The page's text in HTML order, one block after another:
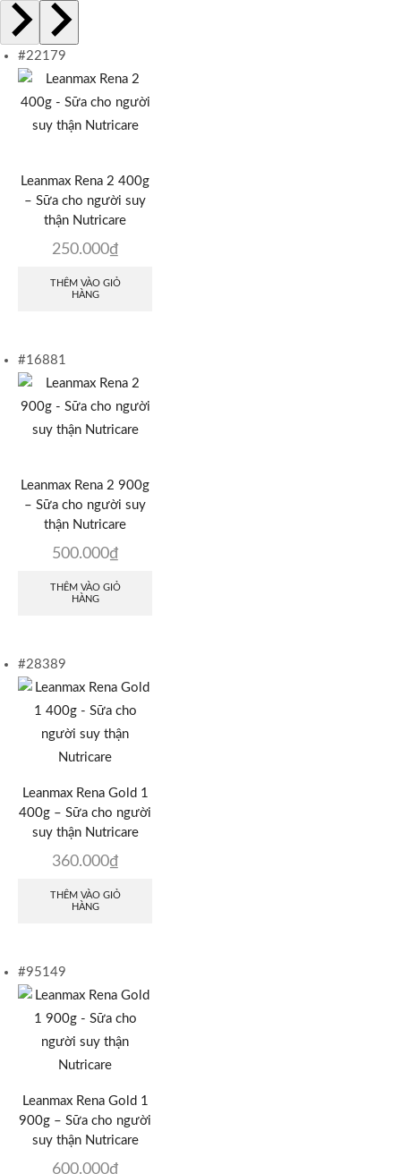
#22179
Leanmax Rena 2 400g
– Sữa cho người suy
thận Nutricare
250.000₫
THÊM VÀO GIỎ
HÀNG
#16881
Leanmax Rena 2 900g
– Sữa cho người suy
thận Nutricare
500.000₫
THÊM VÀO GIỎ
HÀNG
#28389
Leanmax Rena Gold 1
400g – Sữa cho người
suy thận Nutricare
360.000₫
THÊM VÀO GIỎ
HÀNG
#95149
Leanmax Rena Gold 1
900g – Sữa cho người
suy thận Nutricare
600.000₫